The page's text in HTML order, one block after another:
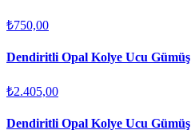
₺750,00
Dendiritli Opal Kolye Ucu Gümüş
₺2.405,00
Dendiritli Opal Kolye Ucu Gümüş